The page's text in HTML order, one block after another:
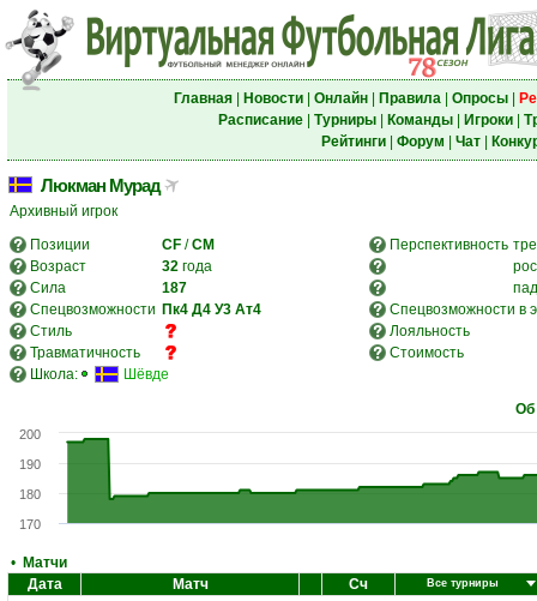
Главная| Новости| Онлайн| Правила| Опросы|
Расписание| Турниры| Команды| Игроки|
Рейтинги| Форум Чат|
Люкман Мурад
Архивный игрок
Позиции
CF /CM Перспективность
Возраст
32 года
Сила
187
Спецвозможности Пк4 Д4 У3 Ат4
Спецвозможности в
Стиль
Лояльность
Травматичность
Стоимость
Школа:
Шёвде
Об
170
180
190
200
• Матчи
Дата
Матч Сч Все турниры